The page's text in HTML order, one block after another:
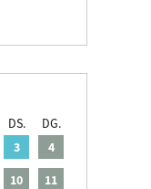
DS.
DG.
3
4
10
11